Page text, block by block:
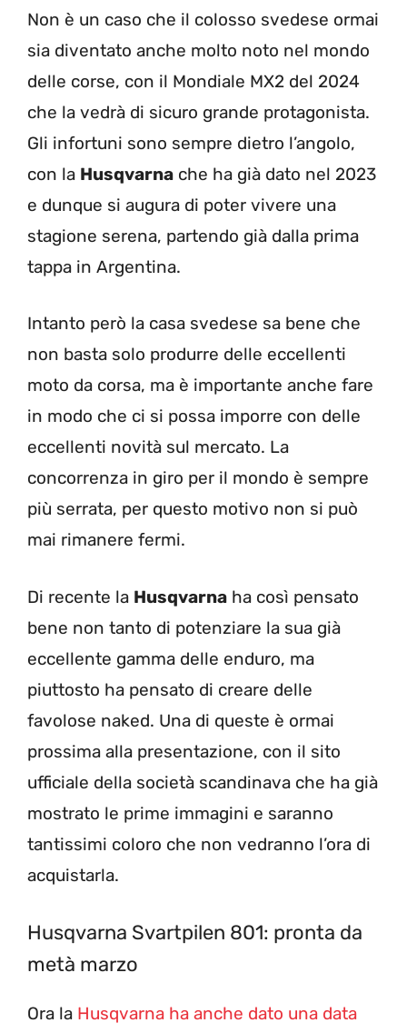
Non è un caso che il colosso svedese ormai
sia diventato anche molto noto nel mondo
delle corse, con il Mondiale MX2 del 2024
che la vedrà di sicuro grande protagonista.
Gli infortuni sono sempre dietro l’angolo,
con la Husqvarna che ha già dato nel 2023
e dunque si augura di poter vivere una
stagione serena, partendo già dalla prima
tappa in Argentina.
Intanto però la casa svedese sa bene che
non basta solo produrre delle eccellenti
moto da corsa, ma è importante anche fare
in modo che ci si possa imporre con delle
eccellenti novità sul mercato. La
concorrenza in giro per il mondo è sempre
più serrata, per questo motivo non si può
mai rimanere fermi.
Di recente la Husqvarna ha così pensato
bene non tanto di potenziare la sua già
eccellente gamma delle enduro, ma
piuttosto ha pensato di creare delle
favolose naked. Una di queste è ormai
prossima alla presentazione, con il sito
ufficiale della società scandinava che ha già
mostrato le prime immagini e saranno
tantissimi coloro che non vedranno l’ora di
acquistarla.
Husqvarna Svartpilen 801: pronta da
metà marzo
Ora la Husqvarna ha anche dato una data